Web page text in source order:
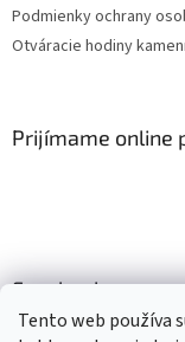
Tento web používa
Podmienky ochrany
Otváracie hodiny
Prijímame online
Facebook